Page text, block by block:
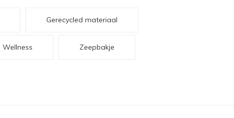
Gerecycled materiaal
Wellness Zeepbakje